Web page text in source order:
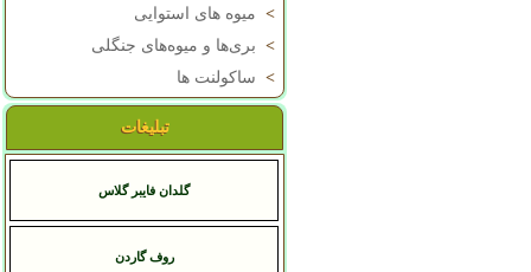
> میوه های استوایی
> بری‌ها و میوه‌های جنگلی
> ساکولنت ها
تبلیغات
گلدان فایبر گلاس
روف گاردن